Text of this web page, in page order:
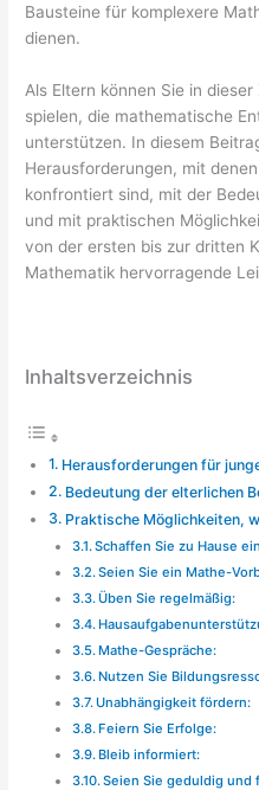
Bausteine für komplexere
dienen.
Als Eltern können Sie in
spielen, die mathematische
unterstützen. In diesem
Herausforderungen, mit
konfrontiert sind, mit der
und mit praktischen
von der ersten bis zur dritten
Mathematik hervorragende
Inhaltsverzeichnis
Herausforderungen für
Bedeutung der elterlichen
Praktische Möglichkeiten,
Schaffen Sie zu Hause
Seien Sie ein Mathe-
Üben Sie regelmäßig:
Mathe-Gespräche:
Nutzen Sie
Unabhängigkeit fördern:
Feiern Sie Erfolge:
Bleib informiert:
Seien Sie geduldig und